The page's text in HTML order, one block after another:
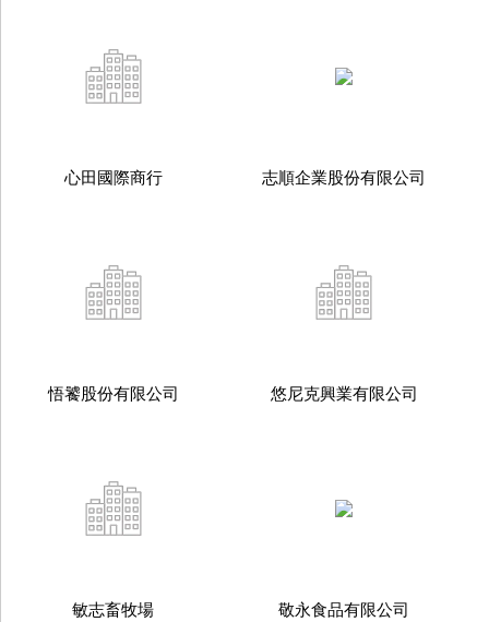
心田國際商行 志順企業股份有限公司
悟饕股份有限公司 悠尼克興業有限公司
敏志畜牧場 敬永食品有限公司